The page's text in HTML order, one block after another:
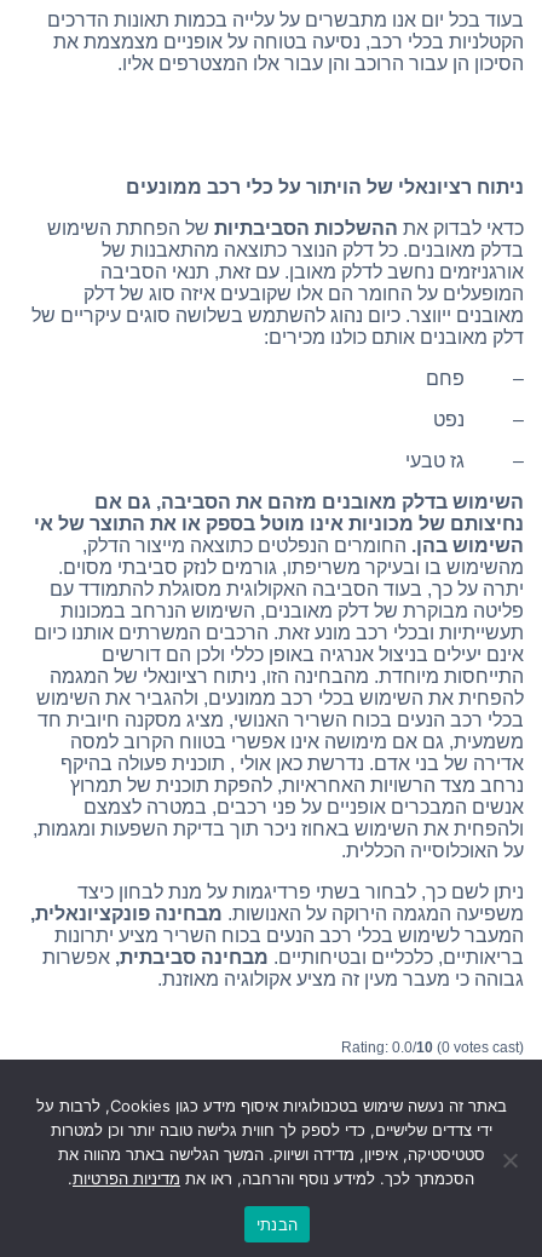
בעוד בכל יום אנו מתבשרים על עלייה בכמות תאונות הדרכים
הקטלניות בכלי רכב, נסיעה בטוחה על אופניים מצמצמת את
הסיכון הן עבור הרוכב והן עבור אלו המצטרפים אליו.
ניתוח רציונאלי של הויתור על כלי רכב ממונעים
כדאי לבדוק את ההשלכות הסביבתיות של הפחתת השימוש
בדלק מאובנים. כל דלק הנוצר כתוצאה מהתאבנות של
אורגניזמים נחשב לדלק מאובן. עם זאת, תנאי הסביבה
המופעלים על החומר הם אלו שקובעים איזה סוג של דלק
מאובנים ייווצר. כיום נהוג להשתמש בשלושה סוגים עיקריים של
דלק מאובנים אותם כולנו מכירים:
– פחם
– נפט
– גז טבעי
השימוש בדלק מאובנים מזהם את הסביבה, גם אם
נחיצותם של מכוניות אינו מוטל בספק או את התוצר של אי
השימוש בהן. החומרים הנפלטים כתוצאה מייצור הדלק,
מהשימוש בו ובעיקר משריפתו, גורמים לנזק סביבתי מסוים.
יתרה על כך, בעוד הסביבה האקולוגית מסוגלת להתמודד עם
פליטה מבוקרת של דלק מאובנים, השימוש הנרחב במכונות
תעשייתיות ובכלי רכב מונע זאת. הרכבים המשרתים אותנו כיום
אינם יעילים בניצול אנרגיה באופן כללי ולכן הם דורשים
התייחסות מיוחדת. מהבחינה הזו, ניתוח רציונאלי של המגמה
להפחית את השימוש בכלי רכב ממונעים, ולהגביר את השימוש
בכלי רכב הנעים בכוח השריר האנושי, מציג מסקנה חיובית חד
משמעית, גם אם מימושה אינו אפשרי בטווח הקרוב למסה
אדירה של בני אדם. נדרשת כאן אולי , תוכנית פעולה בהיקף
נרחב מצד הרשויות האחראיות, להפקת תוכנית של תמרוץ
אנשים המבכרים אופניים על פני רכבים, במטרה לצמצם
ולהפחית את השימוש באחוז ניכר תוך בדיקת השפעות ומגמות,
על האוכלוסייה הכללית.
ניתן לשם כך, לבחור בשתי פרדיגמות על מנת לבחון כיצד
משפיעה המגמה הירוקה על האנושות. מבחינה פונקציונאלית,
המעבר לשימוש בכלי רכב הנעים בכוח השריר מציע יתרונות
בריאותיים, כלכליים ובטיחותיים. מבחינה סביבתית, אפשרות
גבוהה כי מעבר מעין זה מציע אקולוגיה מאוזנת.
Rating: 0.0/10 (0 votes cast)
קטגוריות(1) 148 פוסטים כללי
באתר זה נעשה שימוש בטכנולוגיות איסוף מידע כגון Cookies, לרבות על
ידי צדדים שלישיים, כדי לספק לך חווית גלישה טובה יותר וכן למטרות
סטטיסטיקה, איפיון, מדידה ושיווק. המשך הגלישה באתר מהווה את
הסכמתך לכך. למידע נוסף והרחבה, ראו את מדיניות הפרטיות.
הבנתי